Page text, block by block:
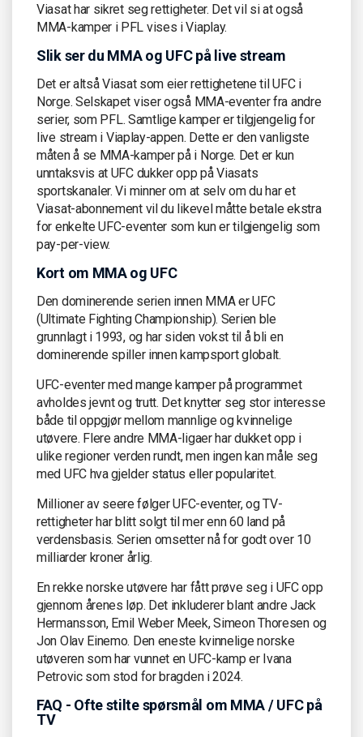
Viasat har sikret seg rettigheter. Det vil si at også
MMA-kamper i PFL vises i Viaplay.
Slik ser du MMA og UFC på live stream
Det er altså Viasat som eier rettighetene til UFC i
Norge. Selskapet viser også MMA-eventer fra andre
serier, som PFL. Samtlige kamper er tilgjengelig for
live stream i Viaplay-appen. Dette er den vanligste
måten å se MMA-kamper på i Norge. Det er kun
unntaksvis at UFC dukker opp på Viasats
sportskanaler. Vi minner om at selv om du har et
Viasat-abonnement vil du likevel måtte betale ekstra
for enkelte UFC-eventer som kun er tilgjengelig som
pay-per-view.
Kort om MMA og UFC
Den dominerende serien innen MMA er UFC
(Ultimate Fighting Championship). Serien ble
grunnlagt i 1993, og har siden vokst til å bli en
dominerende spiller innen kampsport globalt.
UFC-eventer med mange kamper på programmet
avholdes jevnt og trutt. Det knytter seg stor interesse
både til oppgjør mellom mannlige og kvinnelige
utøvere. Flere andre MMA-ligaer har dukket opp i
ulike regioner verden rundt, men ingen kan måle seg
med UFC hva gjelder status eller popularitet.
Millioner av seere følger UFC-eventer, og TV-
rettigheter har blitt solgt til mer enn 60 land på
verdensbasis. Serien omsetter nå for godt over 10
milliarder kroner årlig.
En rekke norske utøvere har fått prøve seg i UFC opp
gjennom årenes løp. Det inkluderer blant andre Jack
Hermansson, Emil Weber Meek, Simeon Thoresen og
Jon Olav Einemo. Den eneste kvinnelige norske
utøveren som har vunnet en UFC-kamp er Ivana
Petrovic som stod for bragden i 2024.
FAQ - Ofte stilte spørsmål om MMA / UFC på
TV